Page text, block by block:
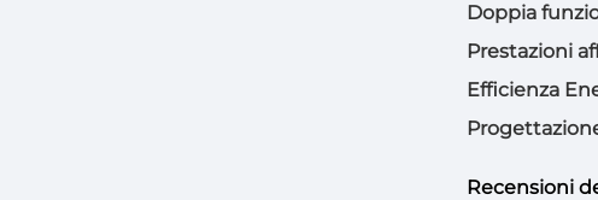
Doppia
Prestazioni
Efficienza
Recensioni